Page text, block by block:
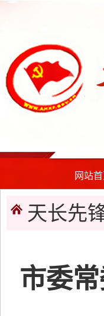
网站
天长先
市委